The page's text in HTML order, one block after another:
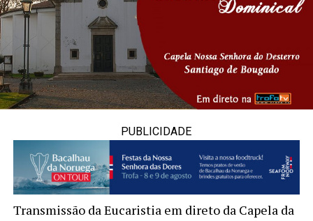
PUBLICIDADE
Transmissão da Eucaristia em direto da Capela da